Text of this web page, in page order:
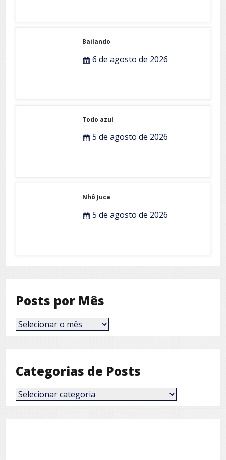
Bailando
6 de agosto de 2026
Todo azul
5 de agosto de 2026
Nhô Juca
5 de agosto de 2026
Posts por Mês
Posts
por
Categorias de Posts
Categorias
de